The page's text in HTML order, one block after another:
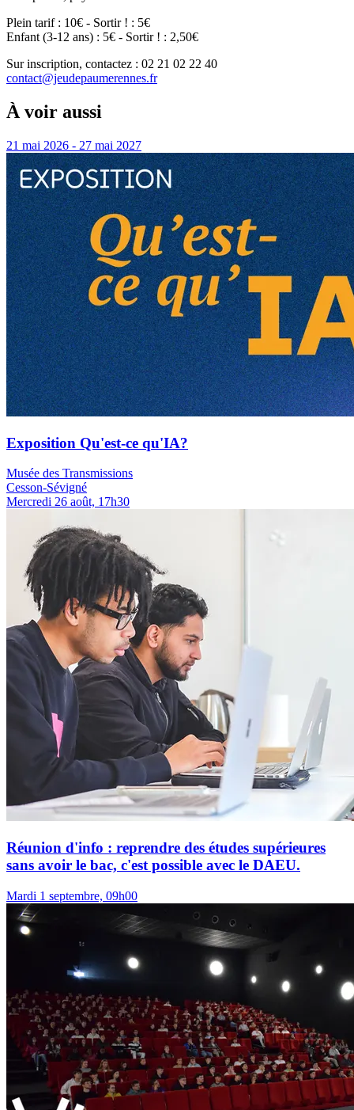
Plein tarif : 10€ - Sortir ! : 5€
Enfant (3-12 ans) : 5€ - Sortir ! : 2,50€
Sur inscription, contactez : 02 21 02 22 40
contact@jeudepaumerennes.fr
À voir aussi
21 mai 2026 - 27 mai 2027
Exposition Qu'est-ce qu'IA?
Musée des Transmissions
Cesson-Sévigné
Mercredi 26 août, 17h30
Réunion d'info : reprendre des études supérieures
sans avoir le bac, c'est possible avec le DAEU.
Mardi 1 septembre, 09h00